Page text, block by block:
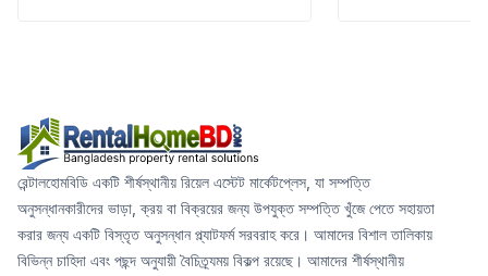
রেন্টালহোমবিডি একটি শীর্ষস্থানীয় রিয়েল এস্টেট মার্কেটপ্লেস, যা সম্পত্তি
অনুসন্ধানকারীদের ভাড়া, ক্রয় বা বিক্রয়ের জন্য উপযুক্ত সম্পত্তি খুঁজে পেতে সহায়তা
করার জন্য একটি বিস্তৃত অনুসন্ধান প্ল্যাটফর্ম সরবরাহ করে। আমাদের বিশাল তালিকায়
বিভিন্ন চাহিদা এবং পছন্দ অনুযায়ী বৈচিত্র্যময় বিকল্প রয়েছে। আমাদের শীর্ষস্থানীয়